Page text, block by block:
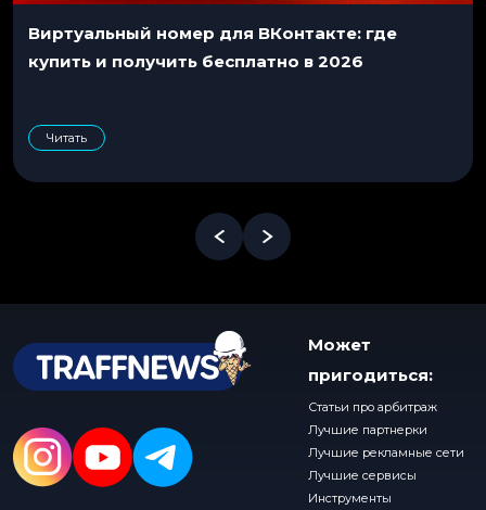
Виртуальный номер для ВКонтакте: где
купить и получить бесплатно в 2026
Читать
Может
пригодиться:
Статьи про арбитраж
Лучшие партнерки
Лучшие рекламные сети
Лучшие сервисы
Инструменты